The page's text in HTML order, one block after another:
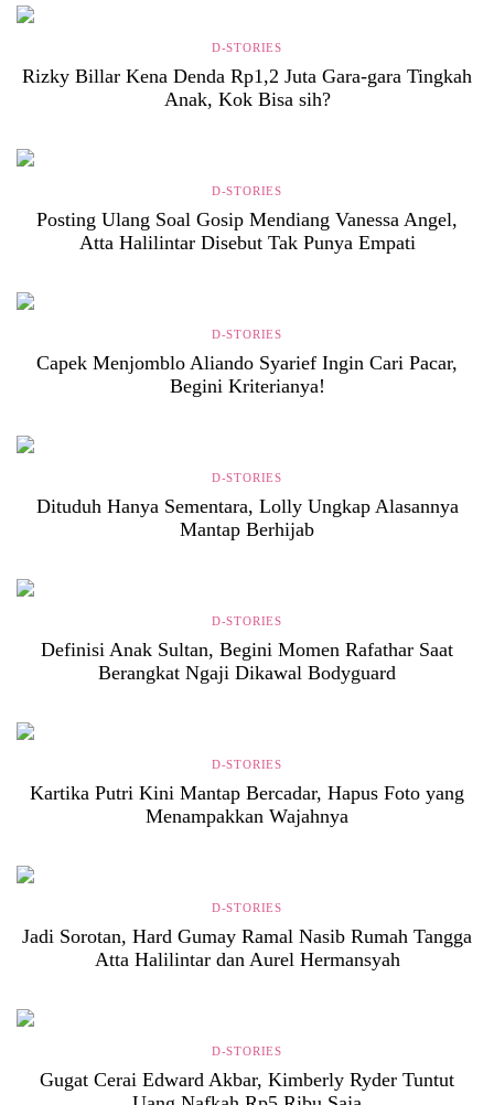
D-STORIES
Rizky Billar Kena Denda Rp1,2 Juta Gara-gara Tingkah
Anak, Kok Bisa sih?
D-STORIES
Posting Ulang Soal Gosip Mendiang Vanessa Angel,
Atta Halilintar Disebut Tak Punya Empati
D-STORIES
Capek Menjomblo Aliando Syarief Ingin Cari Pacar,
Begini Kriterianya!
D-STORIES
Dituduh Hanya Sementara, Lolly Ungkap Alasannya
Mantap Berhijab
D-STORIES
Definisi Anak Sultan, Begini Momen Rafathar Saat
Berangkat Ngaji Dikawal Bodyguard
D-STORIES
Kartika Putri Kini Mantap Bercadar, Hapus Foto yang
Menampakkan Wajahnya
D-STORIES
Jadi Sorotan, Hard Gumay Ramal Nasib Rumah Tangga
Atta Halilintar dan Aurel Hermansyah
D-STORIES
Gugat Cerai Edward Akbar, Kimberly Ryder Tuntut